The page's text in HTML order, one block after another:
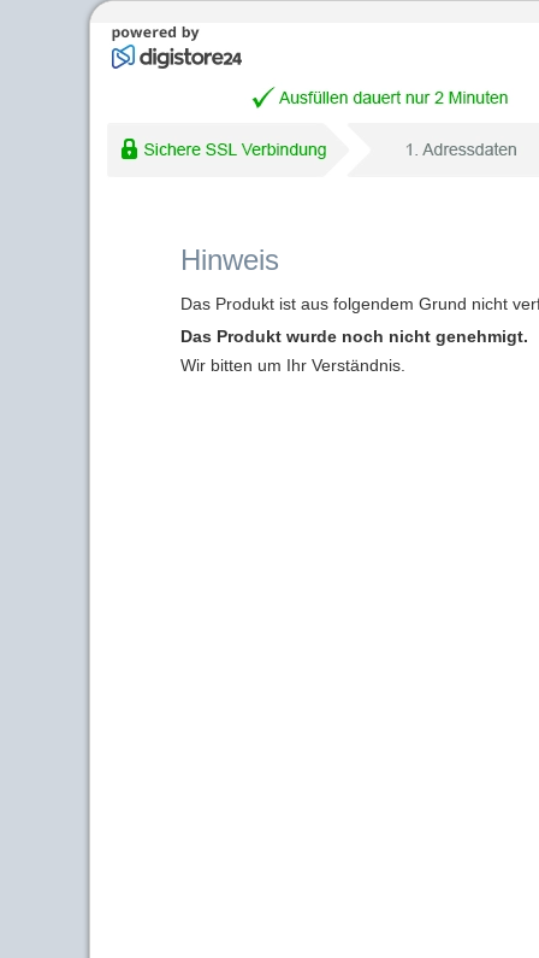
Hinweis
Das Produkt ist aus folgendem Grund nicht
Das Produkt wurde noch nicht genehmigt.
Wir bitten um Ihr Verständnis.